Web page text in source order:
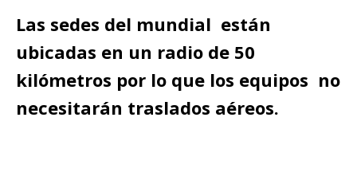
Las sedes del mundial están
ubicadas en un radio de 50
kilómetros por lo que los equipos no
necesitarán traslados aéreos.